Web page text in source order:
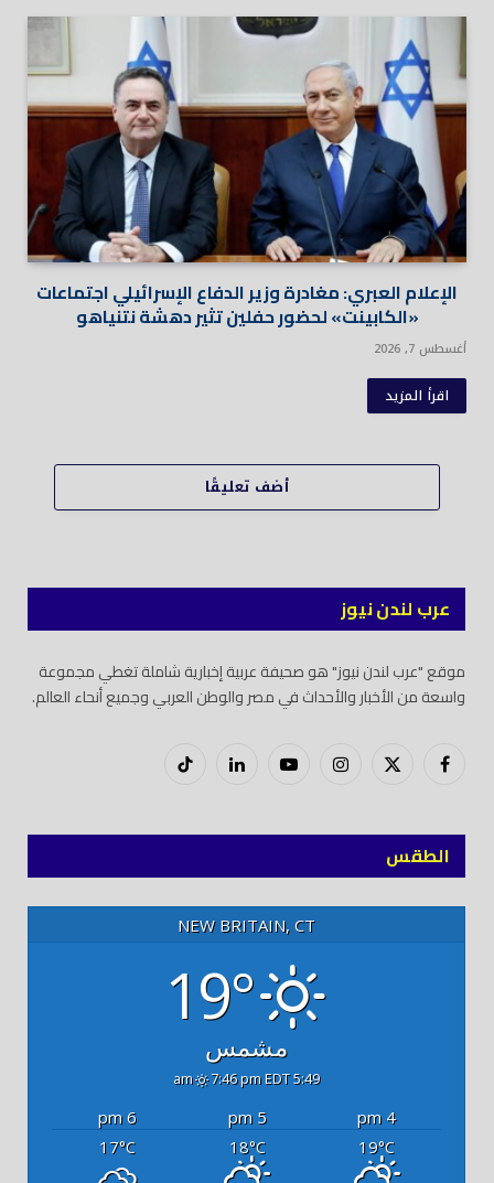
الإعلام العبري: مغادرة وزير الدفاع الإسرائيلي اجتماعات
«الكابينت» لحضور حفلين تثير دهشة نتنياهو
أغسطس 7, 2026
اقرأ المزيد
أضف تعليقًا
عرب لندن نيوز
موقع "عرب لندن نيوز" هو صحيفة عربية إخبارية شاملة تغطي مجموعة
واسعة من الأخبار والأحداث في مصر والوطن العربي وجميع أنحاء العالم.
فيسبوكX
إنستغراميوتيوب لينكدود
تيك
الطقس
NEW BRITAIN, CT
19°
مشمس
5:49 am
7:46 pm EDT
4 pm
5 pm
6 pm
19°C
18°C
17°C